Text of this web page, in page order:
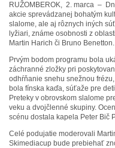
RUŽOMBEROK, 2. marca –
akcie sprevádzanej bohatým
slalome, ale aj rôznych iných
lyžiari, známe osobnosti z
Martin Harich či Bruno Benetton.
Prvým bodom programu bola
záchranné zložky pri
odhŕňanie snehu snežnou
bola fínska kaďa, súťaže pre
Preteky v obrovskom slalome
veku a dvojčlenné skupiny.
scénu dostala kapela Peter Bič
Celé podujatie moderovali
Skimediacup bude prebiehať